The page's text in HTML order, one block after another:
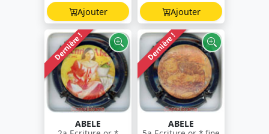
Ajouter Ajouter
Dernière !
ABELE
Dernière !
ABELE